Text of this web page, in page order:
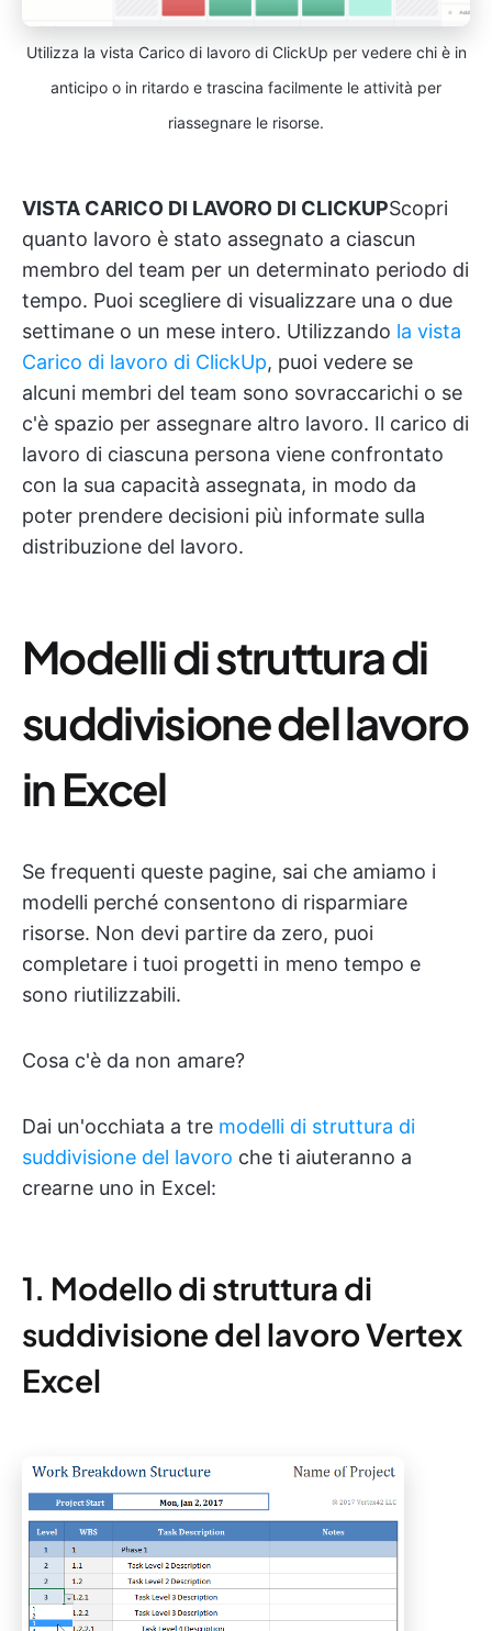
Utilizza la vista Carico di lavoro di ClickUp per vedere chi è in
anticipo o in ritardo e trascina facilmente le attività per
riassegnare le risorse.
VISTA CARICO DI LAVORO DI CLICKUPScopri
quanto lavoro è stato assegnato a ciascun
membro del team per un determinato periodo di
tempo. Puoi scegliere di visualizzare una o due
settimane o un mese intero. Utilizzando la vista
Carico di lavoro di ClickUp, puoi vedere se
alcuni membri del team sono sovraccarichi o se
c'è spazio per assegnare altro lavoro. Il carico di
lavoro di ciascuna persona viene confrontato
con la sua capacità assegnata, in modo da
poter prendere decisioni più informate sulla
distribuzione del lavoro.
Modelli di struttura di
suddivisione del lavoro
in Excel
Se frequenti queste pagine, sai che amiamo i
modelli perché consentono di risparmiare
risorse. Non devi partire da zero, puoi
completare i tuoi progetti in meno tempo e
sono riutilizzabili.
Cosa c'è da non amare?
Dai un'occhiata a tre modelli di struttura di
suddivisione del lavoro che ti aiuteranno a
crearne uno in Excel:
1. Modello di struttura di
suddivisione del lavoro Vertex
Excel